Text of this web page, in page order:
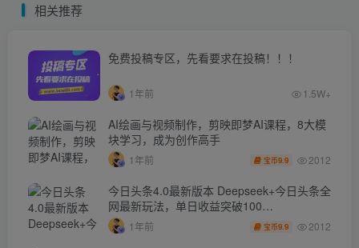
相关推荐
免费投稿专区，先看要求在投稿！！！
1年前 1.5W+
AI绘画与视频制作，剪映即梦AI课程，8大模
块学习，成为创作高手
1年前 宝币9.9 2012
今日头条4.0最新版本 Deepseek+今日头条全
网最新玩法，单日收益突破100…
1年前 宝币9.9 2012